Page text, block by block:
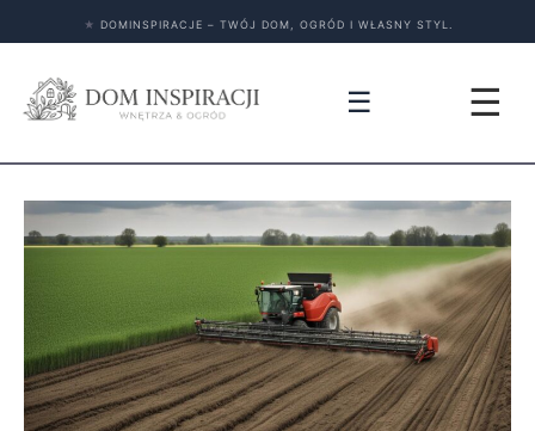
★ DOMINSPIRACJE – TWÓJ DOM, OGRÓD I WŁASNY STYL.
☰ ☰